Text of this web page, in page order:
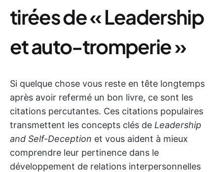
tirées de « Leadership
et auto-tromperie »
Si quelque chose vous reste en tête longtemps
après avoir refermé un bon livre, ce sont les
citations percutantes. Ces citations populaires
transmettent les concepts clés de Leadership
and Self-Deception et vous aident à mieux
comprendre leur pertinence dans le
développement de relations interpersonnelles